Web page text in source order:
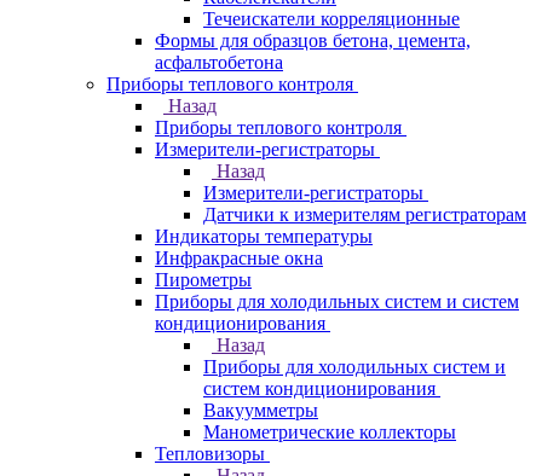
Течеискатели корреляционные
Формы для образцов бетона, цемента,
асфальтобетона
Приборы теплового контроля
Назад
Приборы теплового контроля
Измерители-регистраторы
Назад
Измерители-регистраторы
Датчики к измерителям регистраторам
Индикаторы температуры
Инфракрасные окна
Пирометры
Приборы для холодильных систем и систем
кондиционирования
Назад
Приборы для холодильных систем и
систем кондиционирования
Вакуумметры
Манометрические коллекторы
Тепловизоры